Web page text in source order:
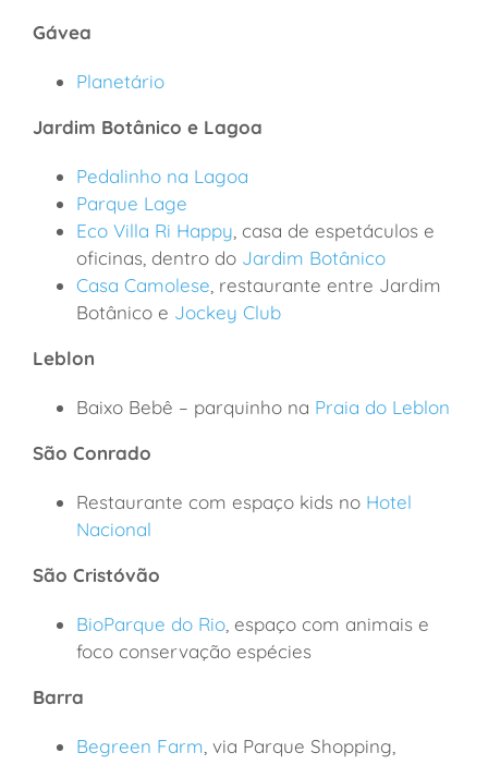
Gávea
Planetário
Jardim Botânico e Lagoa
Pedalinho na Lagoa
Parque Lage
Eco Villa Ri Happy, casa de espetáculos e
oficinas, dentro do Jardim Botânico
Casa Camolese, restaurante entre Jardim
Botânico e Jockey Club
Leblon
Baixo Bebê – parquinho na Praia do Leblon
São Conrado
Restaurante com espaço kids no Hotel
Nacional
São Cristóvão
BioParque do Rio, espaço com animais e
foco conservação espécies
Barra
Begreen Farm, via Parque Shopping,